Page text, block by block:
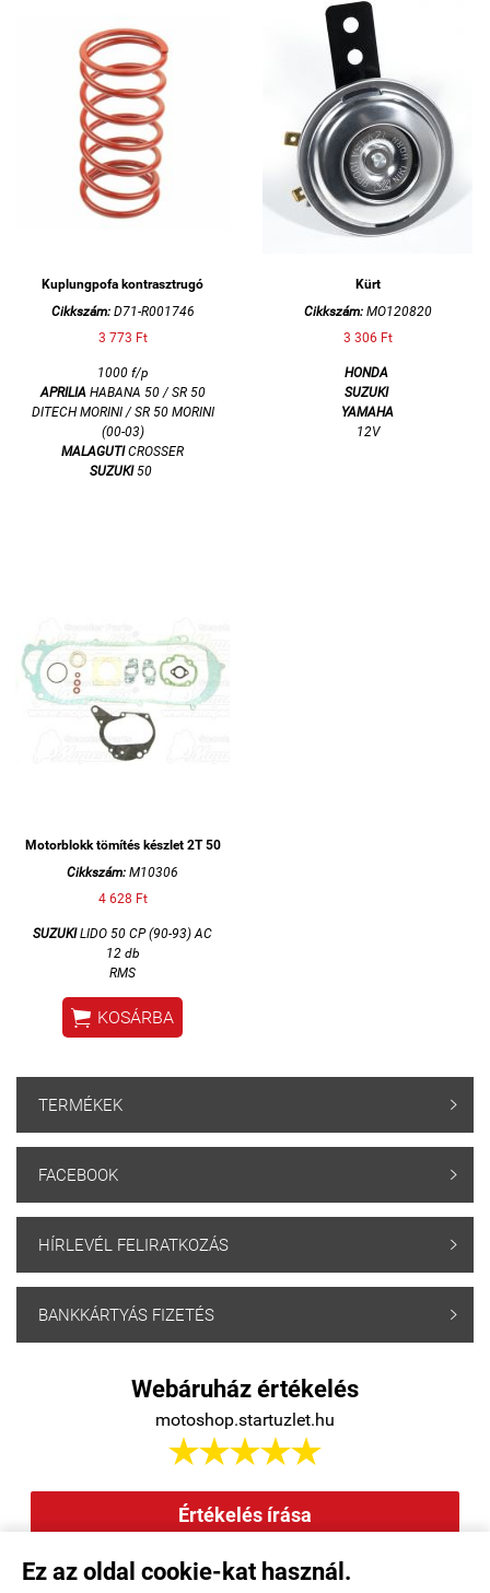
Ez az oldal cookie-kat használ.
Kuplungpofa kontrasztrugó
Cikkszám:D71-R001746
3 773 Ft
1000 f/p
APRILIA HABANA 50 / SR 50
DITECH MORINI / SR 50 MORINI
(00-03)
MALAGUTICROSSER
SUZUKI50
Kürt
Cikkszám:MO120820
3 306 Ft
HONDA
SUZUKI
YAMAHA
12V
Motorblokk tömítés készlet 2T 50
Cikkszám: M10306
4 628 Ft
SUZUKILIDO 50 CP (90-93) AC
12 db
RMS
 KOSÁRBA
TERMÉKEK 
FACEBOOK 
HÍRLEVÉL FELIRATKOZÁS 
BANKKÁRTYÁS FIZETÉS 
Webáruház értékelés
motoshop.startuzlet.hu

Értékelés írása